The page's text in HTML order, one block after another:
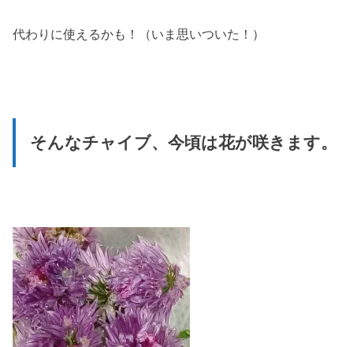
代わりに使えるかも！（いま思いついた！）
そんなチャイブ、今頃は花が咲きます。